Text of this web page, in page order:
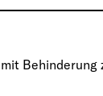
Behinderung